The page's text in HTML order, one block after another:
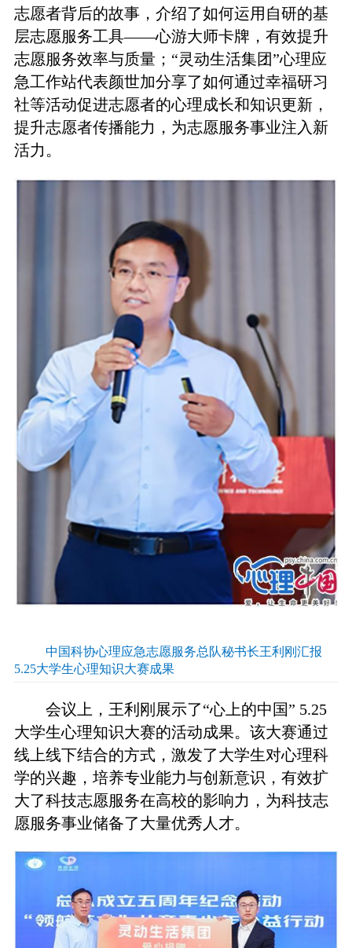
志愿者背后的故事，介绍了如何运用自研的基
层志愿服务工具——心游大师卡牌，有效提升
志愿服务效率与质量；“灵动生活集团”心理应
急工作站代表颜世加分享了如何通过幸福研习
社等活动促进志愿者的心理成长和知识更新，
提升志愿者传播能力，为志愿服务事业注入新
活力。
中国科协心理应急志愿服务总队秘书长王利刚汇报
5.25大学生心理知识大赛成果
会议上，王利刚展示了“心上的中国” 5.25
大学生心理知识大赛的活动成果。该大赛通过
线上线下结合的方式，激发了大学生对心理科
学的兴趣，培养专业能力与创新意识，有效扩
大了科技志愿服务在高校的影响力，为科技志
愿服务事业储备了大量优秀人才。